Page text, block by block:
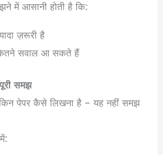
में आसानी होती है कि:
ज़रूरी है
सवाल आ सकते हैं
समझ
पेपर कैसे लिखना है – यह नहीं समझ